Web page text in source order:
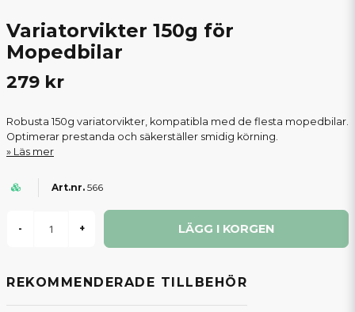
Variatorvikter 150g för
Mopedbilar
279 kr
Robusta 150g variatorvikter, kompatibla med de flesta mopedbilar.
Optimerar prestanda och säkerställer smidig körning.
Läs mer
566
- + LÄGG I KORGEN
REKOMMENDERADE TILLBEHÖR